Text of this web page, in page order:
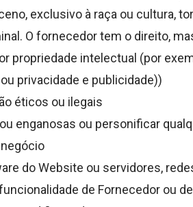
exclusivo à raça ou cultura,
O fornecedor tem o direito,
propriedade intelectual (por
privacidade e publicidade))
éticos ou ilegais
enganosas ou personificar
do Website ou servidores,
de Fornecedor ou